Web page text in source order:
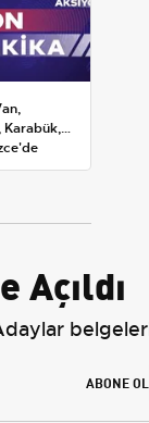
Karabük,
—
ABONE OL